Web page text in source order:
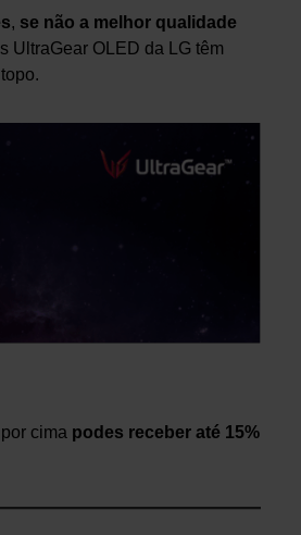
, se não a melhor qualidade
UltraGear OLED da LG têm
cima podes receber até 15%